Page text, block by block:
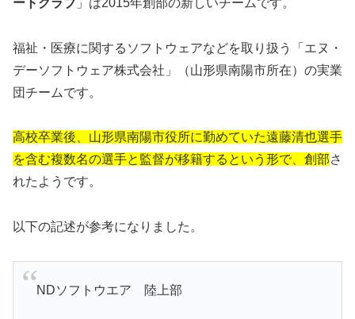
福祉・医療に関するソフトウェアなどを取り扱う「エヌ・
デーソフトウェア株式会社」（山形県南陽市所在）の実業
団チームです。
高校卒業後、山形県南陽市役所に勤めていた遠藤清也選手
を含む複数名の選手と監督が移籍するという形で、創部さ
れたようです。
以下の記述が参考になりました。
NDソフトウエア 陸上部